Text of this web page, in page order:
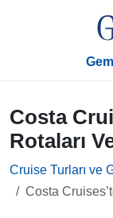
Costa
Rotaları
Cruise Turları ve
Costa